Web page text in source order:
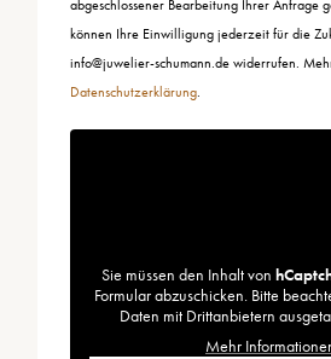
abgeschlossener Bearbeitung Ihrer Anfrage
können Ihre Einwilligung jederzeit für die
info@juwelier-schumann.de widerrufen.
Datenschutzerklärung.
Sie müssen den Inhalt von
Formular abzuschicken. Bitte
Daten mit Drittanbietern
Mehr